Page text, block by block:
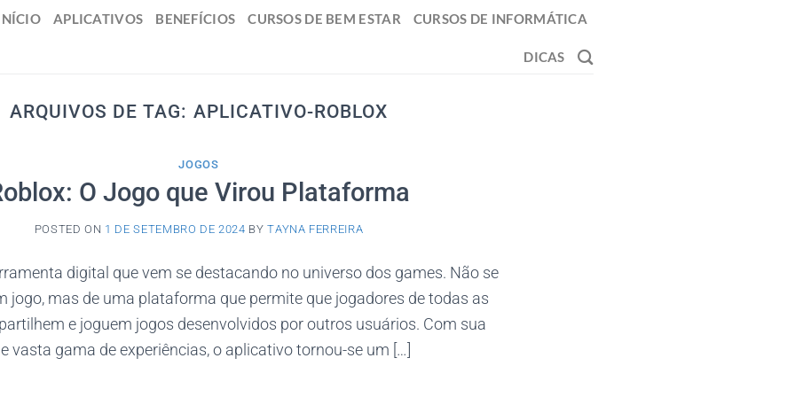
APLICATIVOS BENEFÍCIOS CURSOS DE BEM ESTAR CURSOS DE INFORMÁTICA
DICAS
ARQUIVOS DE TAG: APLICATIVO-ROBLOX
JOGOS
O Jogo que Virou Plataforma
POSTED ON 1 DE SETEMBRO DE 2024 BYTAYNA FERREIRA
digital que vem se destacando no universo dos games. Não se
jogo, mas de uma plataforma que permite que jogadores de todas as
e joguem jogos desenvolvidos por outros usuários. Com sua
vasta gama de experiências, o aplicativo tornou-se um […]